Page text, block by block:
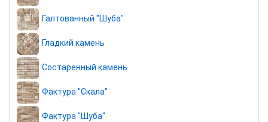
Галтованный "Шуба"
Гладкий камень
Состаренный камень
Фактура "Скала"
Фактура "Шуба"